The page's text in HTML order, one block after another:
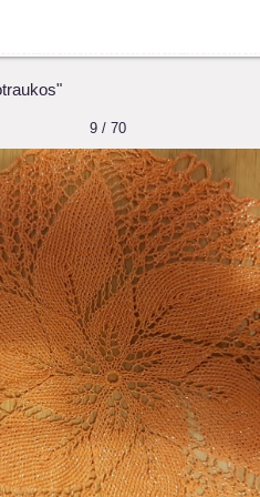
9 / 70